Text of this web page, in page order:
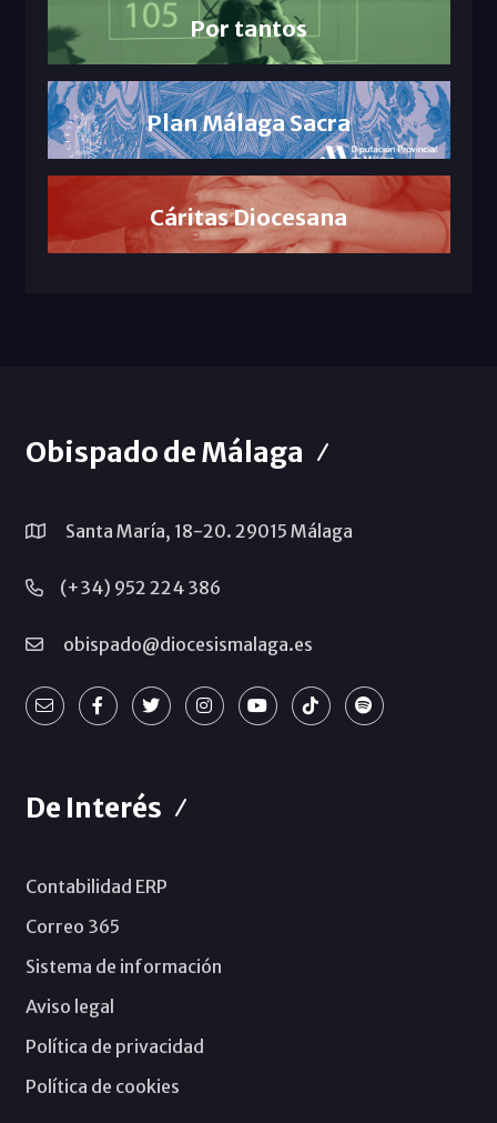
Por tantos
Plan Málaga Sacra
Cáritas Diocesana
Obispado de Málaga
Santa María, 18-20. 29015 Málaga
(+34) 952 224 386
obispado@diocesismalaga.es
De Interés
Contabilidad ERP
Correo 365
Sistema de información
Aviso legal
Política de privacidad
Política de cookies